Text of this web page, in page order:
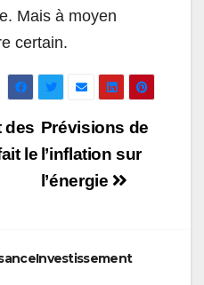
Mais à moyen
certain.
Prévisions de
l’inflation sur
l’énergie
des
le